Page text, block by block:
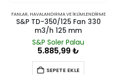
FANLAR, HAVALANDIRMA VE İKLIMLENDIRME
S&P TD-350/125 Fan 330
m3/h 125 mm
S&P Soler Palau
5.885,99₺
SEPETE EKLE